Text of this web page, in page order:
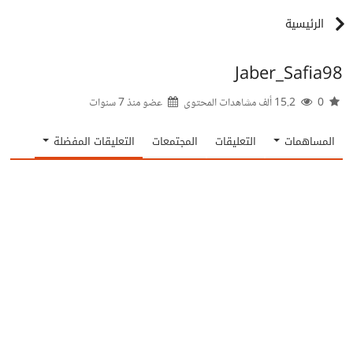
الرئيسية
Jaber_Safia98
عضو منذ7 سنوات
المساهمات التعليقات المجتمعات التعليقات المفضلة